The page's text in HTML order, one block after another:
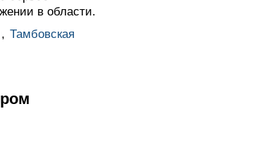
в области.
, Тамбовская